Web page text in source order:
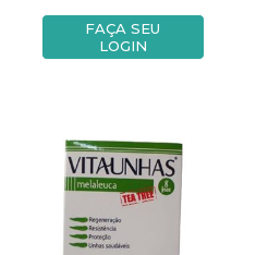
FAÇA SEU
LOGIN